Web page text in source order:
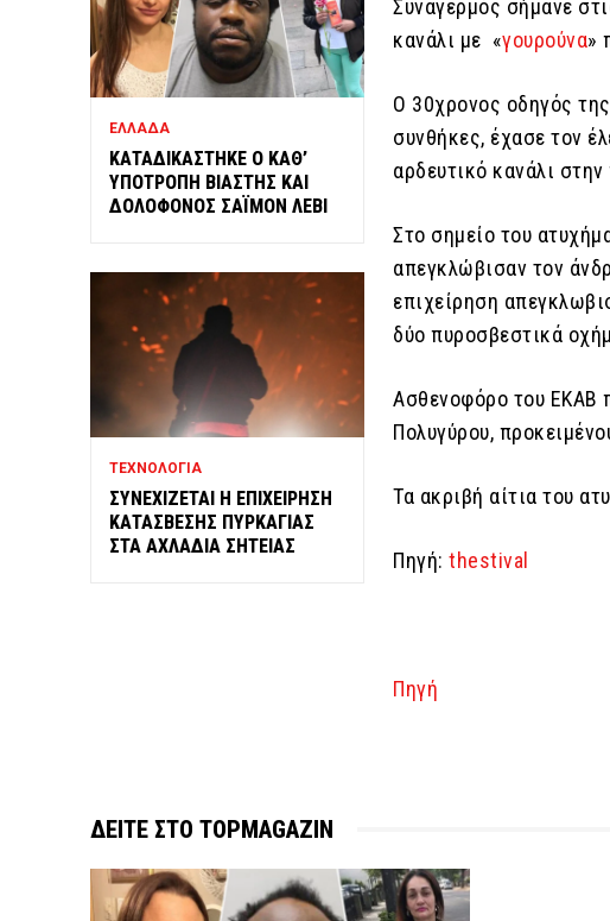
ΕΛΛΑΔΑ
ΚΑΤΑΔΙΚΑΣΤΗΚΕ Ο ΚΑΘ’
ΥΠΟΤΡΟΠΗ ΒΙΑΣΤΗΣ ΚΑΙ
ΔΟΛΟΦΟΝΟΣ ΣΑΪΜΟΝ ΛΕΒΙ
ΤΕΧΝΟΛΟΓΙΑ
ΣΥΝΕΧΙΖΕΤΑΙ Η ΕΠΙΧΕΙΡΗΣΗ
ΚΑΤΑΣΒΕΣΗΣ ΠΥΡΚΑΓΙΑΣ
ΣΤΑ ΑΧΛΑΔΙΑ ΣΗΤΕΙΑΣ
Συναγερμός σήμανε
κανάλι με «γουρούνα»
Ο 30χρονος οδηγός
συνθήκες, έχασε τον
αρδευτικό κανάλι
Στο σημείο του
απεγκλώβισαν τον
επιχείρηση
δύο πυροσβεστικά
Ασθενοφόρο του ΕΚΑΒ
Πολυγύρου,
Τα ακριβή αίτια του
Πηγή:thestival
Πηγή
ΔΕΙΤΕ ΣΤΟ TOPMAGAZIN